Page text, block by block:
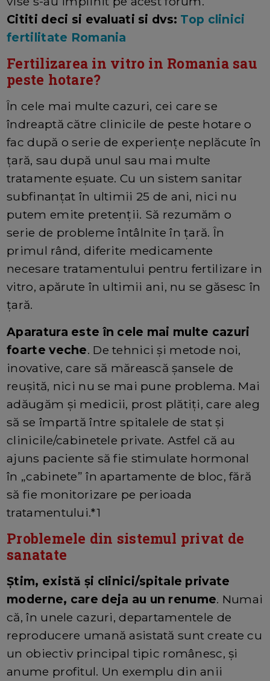
Cititi deci si evaluati si dvs: Top clinici
fertilitate Romania
Fertilizarea in vitro in Romania sau
peste hotare?
În cele mai multe cazuri, cei care se
îndreaptă către clinicile de peste hotare o
fac după o serie de experienţe neplăcute în
ţară, sau după unul sau mai multe
tratamente eşuate. Cu un sistem sanitar
subfinanţat în ultimii 25 de ani, nici nu
putem emite pretenţii. Să rezumăm o
serie de probleme întâlnite în ţară. În
primul rând, diferite medicamente
necesare tratamentului pentru fertilizare in
vitro, apărute în ultimii ani, nu se găsesc în
ţară.
Aparatura este în cele mai multe cazuri
foarte veche. De tehnici şi metode noi,
inovative, care să mărească şansele de
reuşită, nici nu se mai pune problema. Mai
adăugăm şi medicii, prost plătiţi, care aleg
să se împartă între spitalele de stat şi
clinicile/cabinetele private. Astfel că au
ajuns paciente să fie stimulate hormonal
în „cabinete” în apartamente de bloc, fără
să fie monitorizare pe perioada
tratamentului.*1
Problemele din sistemul privat de
sanatate
Ştim, există şi clinici/spitale private
moderne, care deja au un renume. Numai
că, în unele cazuri, departamentele de
reproducere umană asistată sunt create cu
un obiectiv principal tipic românesc, şi
anume profitul. Un exemplu din anii